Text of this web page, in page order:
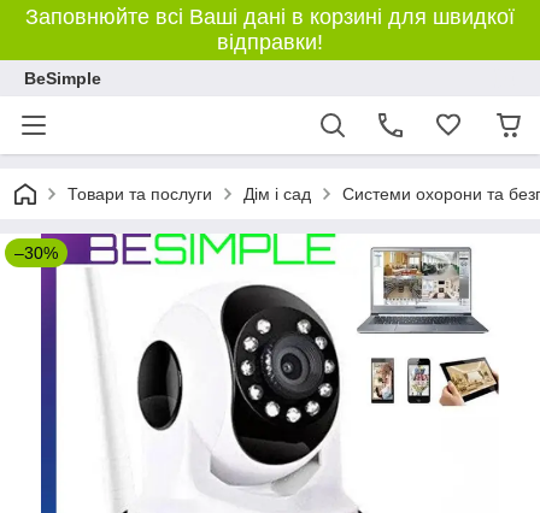
Заповнюйте всі Ваші дані в корзині для швидкої
відправки!
BeSimple
Товари та послуги Дім і сад Системи охорони та
–30%